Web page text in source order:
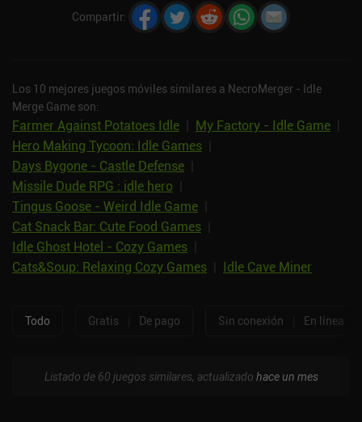
Compartir:
Los 10 mejores juegos móviles similares a NecroMerger - Idle
Merge Game son:
Farmer Against Potatoes Idle My Factory - Idle Game
Hero Making Tycoon: Idle Games
Days Bygone - Castle Defense
Missile Dude RPG : idle hero
Tingus Goose - Weird Idle Game
Cat Snack Bar: Cute Food Games
Idle Ghost Hotel - Cozy Games
Cats&Soup: Relaxing Cozy Games
Idle Cave Miner
Todo Gratis De pago Sin conexión En línea
Listado de 60 juegos similares, actualizado hace un mes